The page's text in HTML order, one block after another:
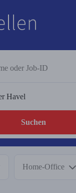
Suchen
Home-Office